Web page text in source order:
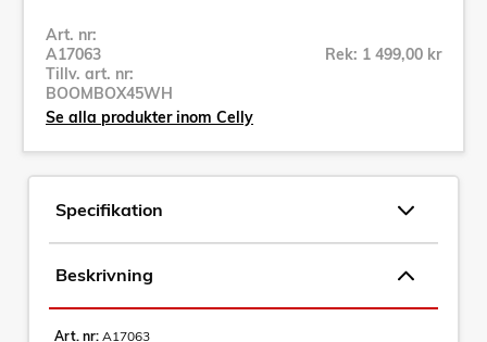
Art. nr:
A17063
Tillv. art. nr:
BOOMBOX45WH
Rek: 1 499,00 kr
Se alla produkter inom Celly
Specifikation
Beskrivning
Art. nr: A17063